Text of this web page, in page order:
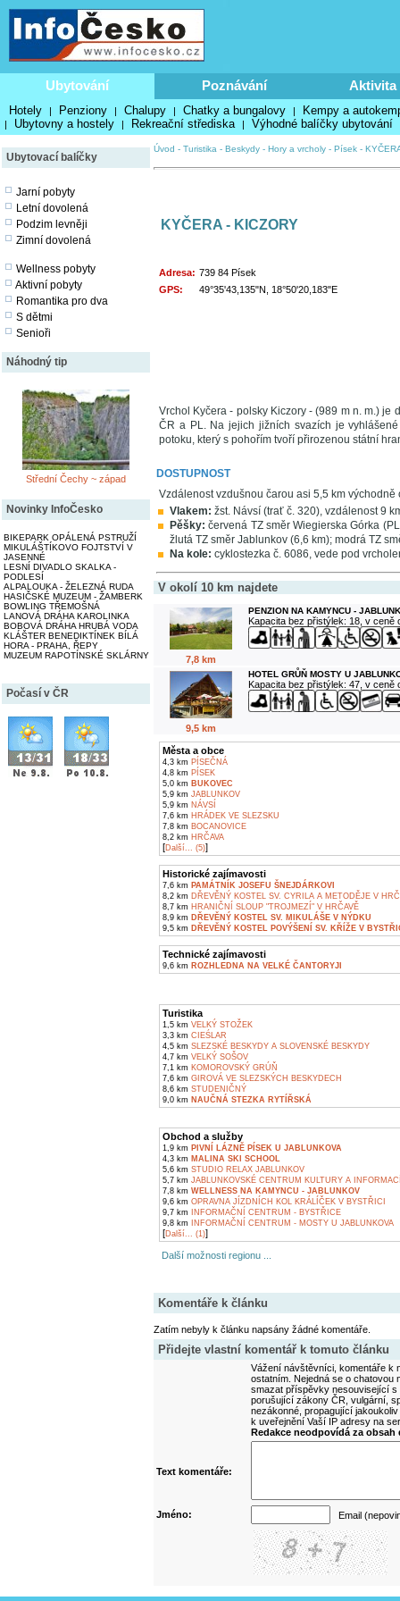
Ubytování Poznávání Aktivita
Hotely | Penziony | Chalupy | Chatky a bungalovy | Kempy a
| Ubytovny a hostely | Rekreační střediska | Výhodné balíčky ubytování
Ubytovací balíčky
Jarní pobyty
Letní dovolená
Podzim levněji
Zimní dovolená
Wellness pobyty
Aktivní pobyty
Romantika pro dva
S dětmi
Senioři
Náhodný tip
Střední Čechy ~ západ
Novinky InfoČesko
BIKEPARK OPÁLENÁ PSTRUŽÍ
MIKULÁŠTÍKOVO FOJTSTVÍ V
JASENNÉ
LESNÍ DIVADLO SKALKA -
PODLESÍ
ALPALOUKA - ŽELEZNÁ RUDA
HASIČSKÉ MUZEUM - ŽAMBERK
BOWLING TŘEMOŠNÁ
LANOVÁ DRÁHA KAROLINKA
BOBOVÁ DRÁHA HRUBÁ VODA
KLÁŠTER BENEDIKTÍNEK BÍLÁ
HORA - PRAHA, ŘEPY
MUZEUM RAPOTÍNSKÉ SKLÁRNY
Počasí v ČR
Úvod - Turistika - Beskydy - Hory a vrcholy - Písek -
KYČERA - KICZORY
Adresa: 739 84 Písek
GPS:
49°35'43,135"N, 18°50'20,183"E
Vrchol Kyčera - polsky Kiczory - (989 m n. m.)
ČR a PL. Na jejich jižních svazích je
potoku, který s pohořím tvoří přirozenou státní
DOSTUPNOST
Vzdálenost vzdušnou čarou asi 5,5 km
Vlakem: žst. Návsí (trať č. 320), vzdálenost 9
Pěšky: červená TZ směr Wiegierska Górka
žlutá TZ směr Jablunkov (6,6 km); modrá TZ
Na kole: cyklostezka č. 6086, vede pod
V okolí 10 km najdete
7,8 km
PENZION NA KAMYNCU -
Kapacita bez přistýlek: 18, v ceně
9,5 km
HOTEL GRŮŇ MOSTY U
Kapacita bez přistýlek: 47, v ceně
Města a obce
4,3 km PÍSEČNÁ
4,8 km PÍSEK
5,0 km BUKOVEC
5,9 km JABLUNKOV
5,9 km NÁVSÍ
7,6 km HRÁDEK VE SLEZSKU
7,8 km BOCANOVICE
8,2 km HRČAVA
[Další... (5)]
Historické zajímavosti
7,6 km PAMÁTNÍK JOSEFU ŠNEJDÁRKOVI
8,2 km DŘEVĚNÝ KOSTEL SV. CYRILA A METODĚJE V
8,7 km HRANIČNÍ SLOUP "TROJMEZÍ" V HRČAVĚ
8,9 km DŘEVĚNÝ KOSTEL SV. MIKULÁŠE V NÝDKU
9,5 km DŘEVĚNÝ KOSTEL POVÝŠENÍ SV. KŘÍŽE V
Technické zajímavosti
9,6 km ROZHLEDNA NA VELKÉ ČANTORYJI
Turistika
1,5 km VELKÝ STOŽEK
3,3 km CIEŚLAR
4,5 km SLEZSKÉ BESKYDY A SLOVENSKÉ BESKYDY
4,7 km VELKÝ SOŠOV
7,1 km KOMOROVSKÝ GRÚŇ
7,6 km GIROVÁ VE SLEZSKÝCH BESKYDECH
8,6 km STUDENIČNÝ
9,0 km NAUČNÁ STEZKA RYTÍŘSKÁ
Obchod a služby
1,9 km PIVNÍ LÁZNĚ PÍSEK U JABLUNKOVA
4,3 km MALINA SKI SCHOOL
5,6 km STUDIO RELAX JABLUNKOV
5,7 km JABLUNKOVSKÉ CENTRUM KULTURY A
7,8 km WELLNESS NA KAMYNCU - JABLUNKOV
9,6 km OPRAVNA JÍZDNÍCH KOL KRÁLÍČEK V BYSTŘICI
9,7 km INFORMAČNÍ CENTRUM - BYSTŘICE
9,8 km INFORMAČNÍ CENTRUM - MOSTY U JABLUNKOVA
[Další... (1)]
Další možnosti regionu ...
Komentáře k článku
Zatím nebyly k článku napsány žádné komentáře.
Přidejte vlastní komentář k tomuto článku
Vážení návštěvníci, komentáře k
ostatním. Nejedná se o
smazat příspěvky nesouvisející
porušující zákony ČR, vulgární,
nezákonné, propagující
k uveřejnění Vaší IP adresy na
Redakce neodpovídá za
Text komentáře:
Jméno: Email